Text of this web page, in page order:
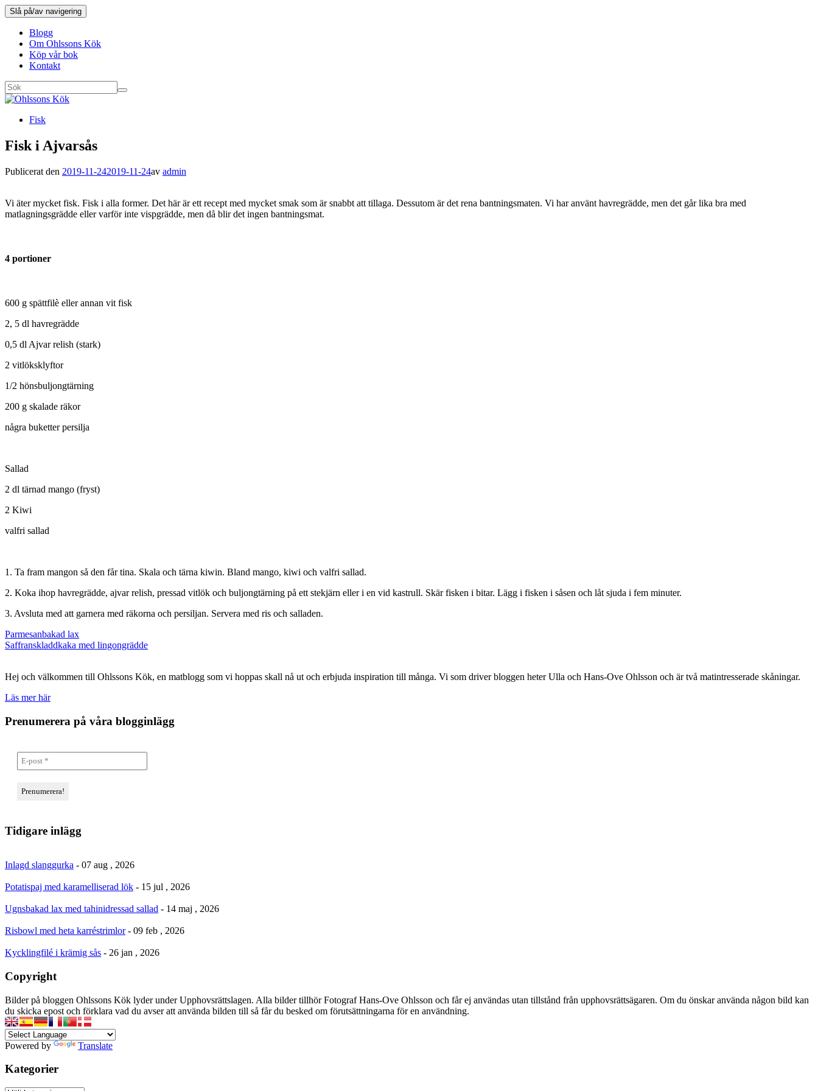
Slå på/av navigering
Blogg
Om Ohlssons Kök
Köp vår bok
Kontakt
Fisk
Fisk i Ajvarsås
Publicerat den 2019-11-242019-11-24av admin
Vi äter mycket fisk. Fisk i alla former. Det här är ett recept med mycket smak som är snabbt att tillaga. Dessutom är det rena bantningsmaten. Vi har använt havregrädde, men det går lika bra med
matlagningsgrädde eller varför inte vispgrädde, men då blir det ingen bantningsmat.
4 portioner
600 g spättfilè eller annan vit fisk
2, 5 dl havregrädde
0,5 dl Ajvar relish (stark)
2 vitlöksklyftor
1/2 hönsbuljongtärning
200 g skalade räkor
några buketter persilja
Sallad
2 dl tärnad mango (fryst)
2 Kiwi
valfri sallad
1. Ta fram mangon så den får tina. Skala och tärna kiwin. Bland mango, kiwi och valfri sallad.
2. Koka ihop havregrädde, ajvar relish, pressad vitlök och buljongtärning på ett stekjärn eller i en vid kastrull. Skär fisken i bitar. Lägg i fisken i såsen och låt sjuda i fem minuter.
3. Avsluta med att garnera med räkorna och persiljan. Servera med ris och salladen.
Inläggsnavigering
Parmesanbakad lax
Saffranskladdkaka med lingongrädde
Hej och välkommen till Ohlssons Kök, en matblogg som vi hoppas skall nå ut och erbjuda inspiration till många. Vi som driver bloggen heter Ulla och Hans-Ove Ohlsson och är två matintresserade skåningar.
Läs mer här
Prenumerera på våra blogginlägg
Tidigare inlägg
Inlagd slanggurka - 07 aug , 2026
Potatispaj med karamelliserad lök - 15 jul , 2026
Ugnsbakad lax med tahinidressad sallad - 14 maj , 2026
Risbowl med heta karréstrimlor - 09 feb , 2026
Kycklingfilé i krämig sås - 26 jan , 2026
Copyright
Bilder på bloggen Ohlssons Kök lyder under Upphovsrättslagen. Alla bilder tillhör Fotograf Hans-Ove Ohlsson och får ej användas utan tillstånd från upphovsrättsägaren. Om du önskar använda någon bild kan
du skicka epost och förklara vad du avser att använda bilden till så får du besked om förutsättningarna för en användning.
Powered by Translate
Kategorier